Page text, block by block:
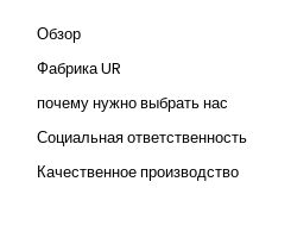
Обзор
Фабрика UR
почему нужно выбрать нас
Социальная ответственность
Качественное производство